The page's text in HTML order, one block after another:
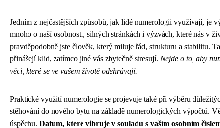
Jedním z nejčastějších způsobů, jak lidé numerologii využívají, je
mnoho o naší osobnosti, silných stránkách i výzvách, které nás v
pravděpodobně jste člověk, který miluje řád, strukturu a stabilitu.
přinášejí klid, zatímco jiné vás zbytečně stresují. Nejde o to, aby
věci, které se ve vašem životě odehrávají.
Praktické využití numerologie se projevuje také při výběru
stěhování do nového bytu na základě numerologických výpočtů.
úspěchu. Datum, které vibruje v souladu s vaším osobním